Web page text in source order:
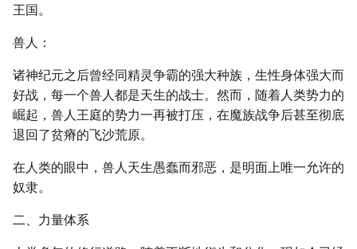
王国。
兽人：
诸神纪元之后曾经同精灵争霸的强大种族，生性身体强大而
好战，每一个兽人都是天生的战士。然而，随着人类势力的
崛起，兽人王庭的势力一再被打压，在魔族战争后甚至彻底
退回了贫瘠的飞沙荒原。
在人类的眼中，兽人天生愚蠢而邪恶，是明面上唯一允许的
奴隶。
二、力量体系